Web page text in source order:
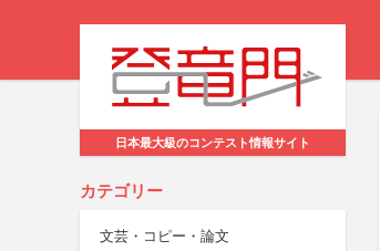
日本最大級のコンテスト情報サイト
カテゴリー
文芸・コピー・論文